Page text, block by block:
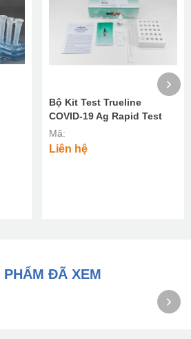
Bộ Kit Test Trueline
COVID-19 Ag Rapid Test
Mã:
Liên hệ
PHẨM ĐÃ XEM